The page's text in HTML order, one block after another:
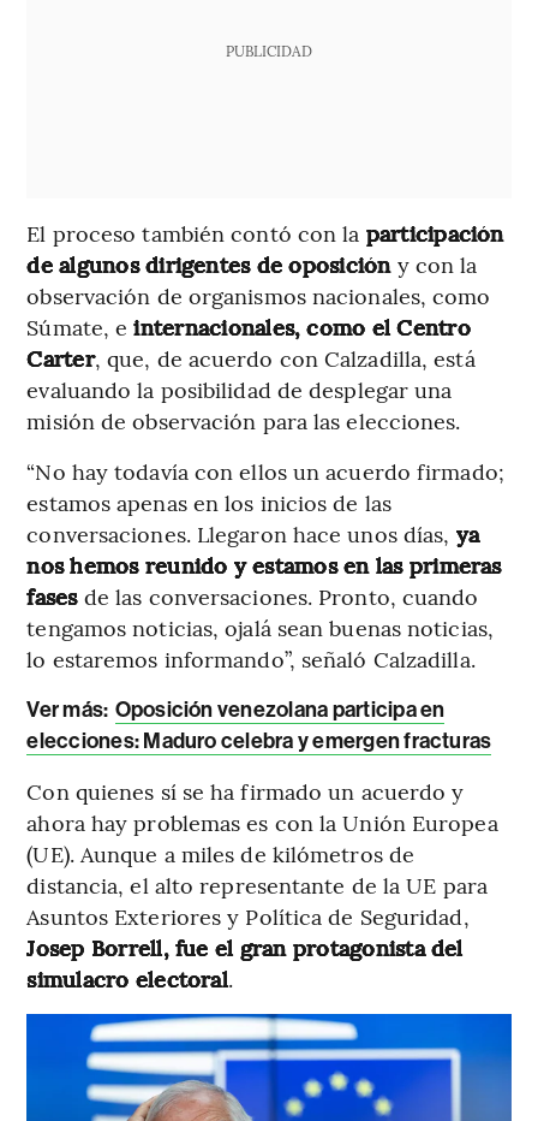
PUBLICIDAD
El proceso también contó con la participación
de algunos dirigentes de oposicióny con la
observación de organismos nacionales, como
Súmate, einternacionales, como el Centro
Carter, que, de acuerdo con Calzadilla, está
evaluando la posibilidad de desplegar una
misión de observación para las elecciones.
“No hay todavía con ellos un acuerdo firmado;
estamos apenas en los inicios de las
conversaciones. Llegaron hace unos días, ya
nos hemos reunido y estamos en las primeras
fases de las conversaciones. Pronto, cuando
tengamos noticias, ojalá sean buenas noticias,
lo estaremos informando”, señaló Calzadilla.
Ver más: Oposición venezolana participa en
elecciones: Maduro celebra y emergen fracturas
Con quienes sí se ha firmado un acuerdo y
ahora hay problemas es con la Unión Europea
(UE). Aunque a miles de kilómetros de
distancia, el alto representante de la UE para
Asuntos Exteriores y Política de Seguridad,
Josep Borrell, fue el gran protagonista del
simulacro electoral.